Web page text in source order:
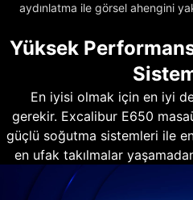
aydınlatma ile görsel ahengini
Yüksek
En iyisi olmak için en iyi
gerekir. Excalibur E650
güçlü soğutma sistemleri ile
en ufak takılmalar